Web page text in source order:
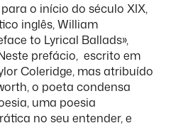
o início do século XIX,
inglês, William
to Lyrical Ballads»,
prefácio, escrito em
Coleridge, mas atribuído
o poeta condensa
uma poesia
no seu entender, e